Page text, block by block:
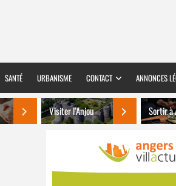
SANTÉ URBANISME CONTACT ANNONCES
Visiter l’Anjou Sortir à